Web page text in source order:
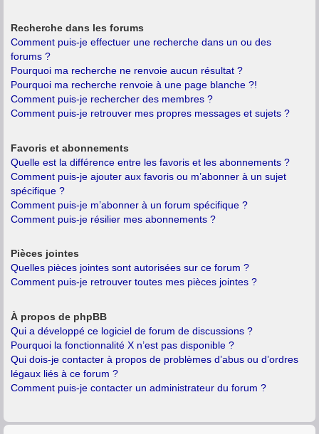
Recherche dans les forums
Comment puis-je effectuer une recherche dans un ou des
forums ?
Pourquoi ma recherche ne renvoie aucun résultat ?
Pourquoi ma recherche renvoie à une page blanche ?!
Comment puis-je rechercher des membres ?
Comment puis-je retrouver mes propres messages et sujets ?
Favoris et abonnements
Quelle est la différence entre les favoris et les abonnements ?
Comment puis-je ajouter aux favoris ou m’abonner à un sujet
spécifique ?
Comment puis-je m’abonner à un forum spécifique ?
Comment puis-je résilier mes abonnements ?
Pièces jointes
Quelles pièces jointes sont autorisées sur ce forum ?
Comment puis-je retrouver toutes mes pièces jointes ?
À propos de phpBB
Qui a développé ce logiciel de forum de discussions ?
Pourquoi la fonctionnalité X n’est pas disponible ?
Qui dois-je contacter à propos de problèmes d’abus ou d’ordres
légaux liés à ce forum ?
Comment puis-je contacter un administrateur du forum ?